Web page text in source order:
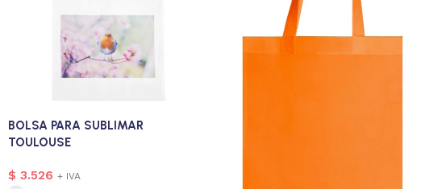
BOLSA PARA SUBLIMAR
TOULOUSE
$ 3.526 + IVA